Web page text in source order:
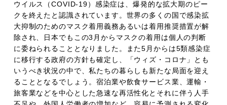
ウイルス（COVID-19）感染症は、爆発的な拡大期のピー
クを終えたと認識されています。世界の多くの国で感染拡
大抑制のためのマスク着用義務あるいは着用推奨措置が解
除され、日本でもこの3月からマスクの着用は個人の判断
に委ねられることとなりました。また5月からは5類感染症
に移行する政府の方針も確定し、「ウィズ・コロナ」とも
いうべき状況の中で、私たちの暮らしも新たな局面を迎え
ることとなるでしょう。宿泊業や飲食サービス業、運輸・
旅客業などを中心とした急速な再活性化とそれに伴う人手